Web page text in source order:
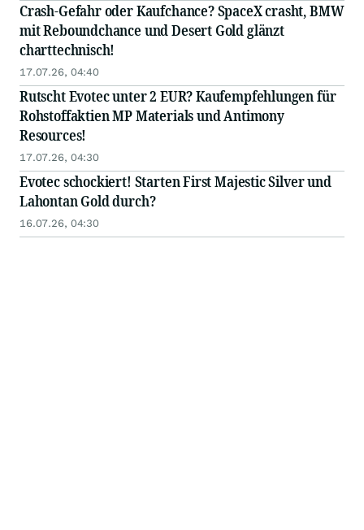
Crash-Gefahr oder Kaufchance? SpaceX crasht, BMW
mit Reboundchance und Desert Gold glänzt
charttechnisch!
17.07.26, 04:40
Rutscht Evotec unter 2 EUR? Kaufempfehlungen für
Rohstoffaktien MP Materials und Antimony
Resources!
17.07.26, 04:30
Evotec schockiert! Starten First Majestic Silver und
Lahontan Gold durch?
16.07.26, 04:30